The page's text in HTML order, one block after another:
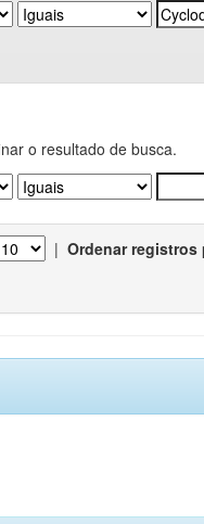
o resultado de busca.
| Ordenar registros